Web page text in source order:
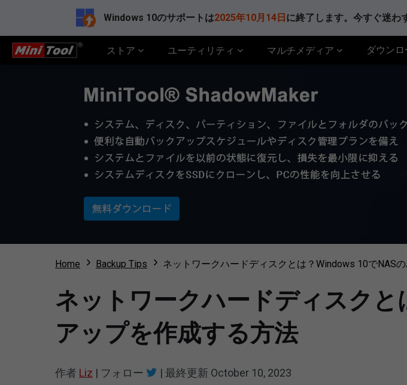
Windows 10のサポートは2025年10月14日 に終了します。今すぐ迷わ
ストア ユーティリティ マルチメディア ダウンロ
Home Backup Tips ネットワークハードディスクとは？Windows 10でNAS
ネットワークハードディスクと
アップを作成する方法
作者 Liz | フォロー | 最終更新 October 10, 2023